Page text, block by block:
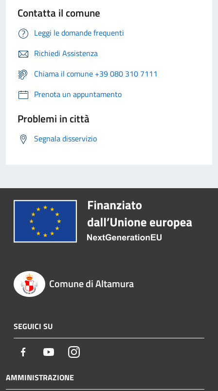
Contatta il comune
Leggi le domande frequenti
Richiedi Assistenza
Chiama il comune +39 080 310 7111
Prenota un appuntamento
Problemi in città
Segnala disservizio
Comune di Altamura
SEGUICI SU
Facebook YoutubeInstagram
AMMINISTRAZIONE